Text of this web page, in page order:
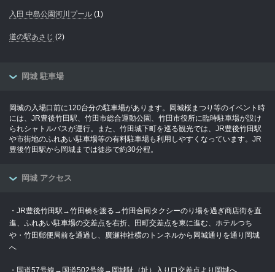
入田 中島公園河川プール (1)
道の駅あさじ (2)
岡城 駐車場
岡城の入場口前に120台分の駐車場があります。岡城桜まつり等のイベント時
には、JR豊後竹田駅、竹田市総合運動公園、竹田市役所に臨時駐車場が設け
られシャトルバスが運行。また、竹田城下町を巡る観光では、JR豊後竹田駅
や市街地のふれあい駐車場等の有料駐車場も利用しやすくなっています。JR
豊後竹田駅から岡城までは徒歩で約30分程。
岡城 アクセス
・JR豊後竹田駅→竹田橋を渡る→竹田合同タクシーのり場を過ぎ商店街を直
進、ふれあい駐車場の交差点を右折、田町交差点を東に進む、ホテルつち
や・竹田郵便局前を通過し、廣瀬神社横のトンネルから岡城通りを通り岡城
へ